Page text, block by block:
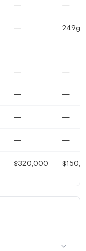
— —
— 249g
— —
— —
— —
— —
$320,000